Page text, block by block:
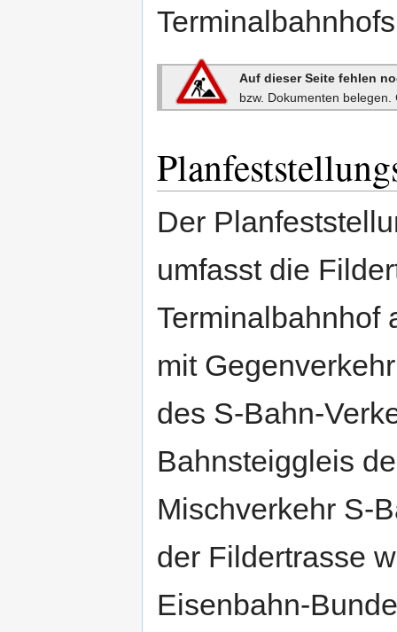
Auf dieser Seite fehlen
bzw. Dokumenten
Der
umfasst die
Terminalbahnhof
mit
des S-Bahn-
Bahnsteiggleis
Mischverkehr S-
der Fildertrasse
Eisenbahn-